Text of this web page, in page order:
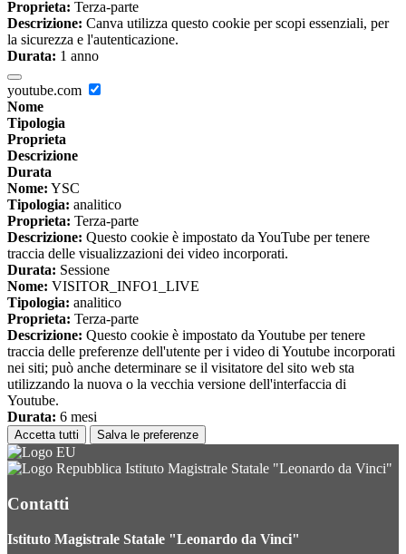
Proprieta: Terza-parte
Descrizione: Canva utilizza questo cookie per scopi essenziali, per
la sicurezza e l'autenticazione.
Durata: 1 anno
youtube.com
Nome
Tipologia
Proprieta
Descrizione
Durata
Nome: YSC
Tipologia: analitico
Proprieta: Terza-parte
Descrizione: Questo cookie è impostato da YouTube per tenere
traccia delle visualizzazioni dei video incorporati.
Durata: Sessione
Nome: VISITOR_INFO1_LIVE
Tipologia: analitico
Proprieta: Terza-parte
Descrizione: Questo cookie è impostato da Youtube per tenere
traccia delle preferenze dell'utente per i video di Youtube incorporati
nei siti; può anche determinare se il visitatore del sito web sta
utilizzando la nuova o la vecchia versione dell'interfaccia di
Youtube.
Durata: 6 mesi
Accetta tutti Salva le preferenze
Istituto Magistrale Statale "Leonardo da Vinci"
Contatti
Istituto Magistrale Statale "Leonardo da Vinci"